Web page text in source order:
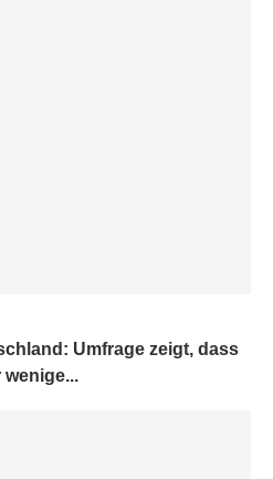
Umfrage zeigt, dass
wenige...